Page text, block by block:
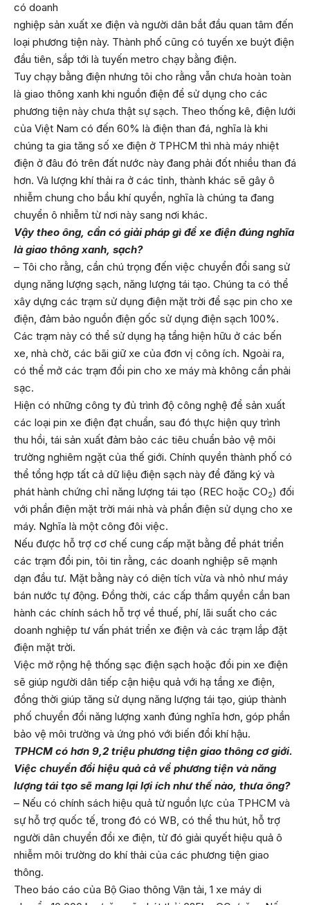
có doanh
nghiệp sản xuất xe điện và người dân bắt đầu quan tâm đến
loại phương tiện này. Thành phố cũng có tuyến xe buýt điện
đầu tiên, sắp tới là tuyến metro chạy bằng điện.
Tuy chạy bằng điện nhưng tôi cho rằng vẫn chưa hoàn toàn
là giao thông xanh khi nguồn điện để sử dụng cho các
phương tiện này chưa thật sự sạch. Theo thống kê, điện lưới
của Việt Nam có đến 60% là điện than đá, nghĩa là khi
chúng ta gia tăng số xe điện ở TPHCM thì nhà máy nhiệt
điện ở đâu đó trên đất nước này đang phải đốt nhiều than đá
hơn. Và lượng khí thải ra ở các tỉnh, thành khác sẽ gây ô
nhiễm chung cho bầu khí quyển, nghĩa là chúng ta đang
chuyển ô nhiễm từ nơi này sang nơi khác.
Vậy theo ông, cần có giải pháp gì để xe điện đúng nghĩa
là giao thông xanh, sạch?
– Tôi cho rằng, cần chú trọng đến việc chuyển đổi sang sử
dụng năng lượng sạch, năng lượng tái tạo. Chúng ta có thể
xây dựng các trạm sử dụng điện mặt trời để sạc pin cho xe
điện, đảm bảo nguồn điện gốc sử dụng điện sạch 100%.
Các trạm này có thể sử dụng hạ tầng hiện hữu ở các bến
xe, nhà chờ, các bãi giữ xe của đơn vị công ích. Ngoài ra,
có thể mở các trạm đổi pin cho xe máy mà không cần phải
sạc.
Hiện có những công ty đủ trình độ công nghệ để sản xuất
các loại pin xe điện đạt chuẩn, sau đó thực hiện quy trình
thu hồi, tái sản xuất đảm bảo các tiêu chuẩn bảo vệ môi
trường nghiêm ngặt của thế giới. Chính quyền thành phố có
thể tổng hợp tất cả dữ liệu điện sạch này để đăng ký và
phát hành chứng chỉ năng lượng tái tạo (REC hoặc CO2) đối
với phần điện mặt trời mái nhà và phần điện sử dụng cho xe
máy. Nghĩa là một công đôi việc.
Nếu được hỗ trợ cơ chế cung cấp mặt bằng để phát triển
các trạm đổi pin, tôi tin rằng, các doanh nghiệp sẽ mạnh
dạn đầu tư. Mặt bằng này có diện tích vừa và nhỏ như máy
bán nước tự động. Đồng thời, các cấp thẩm quyền cần ban
hành các chính sách hỗ trợ về thuế, phí, lãi suất cho các
doanh nghiệp tư vấn phát triển xe điện và các trạm lắp đặt
điện mặt trời.
Việc mở rộng hệ thống sạc điện sạch hoặc đổi pin xe điện
sẽ giúp người dân tiếp cận hiệu quả với hạ tầng xe điện,
đồng thời giúp tăng sử dụng năng lượng tái tạo, giúp thành
phố chuyển đổi năng lượng xanh đúng nghĩa hơn, góp phần
bảo vệ môi trường và ứng phó với biến đổi khí hậu.
TPHCM có hơn 9,2 triệu phương tiện giao thông cơ giới.
Việc chuyển đổi hiệu quả cả về phương tiện và năng
lượng tái tạo sẽ mang lại lợi ích như thế nào, thưa ông?
– Nếu có chính sách hiệu quả từ nguồn lực của TPHCM và
sự hỗ trợ quốc tế, trong đó có WB, có thể thu hút, hỗ trợ
người dân chuyển đổi xe điện, từ đó giải quyết hiệu quả ô
nhiễm môi trường do khí thải của các phương tiện giao
thông.
Theo báo cáo của Bộ Giao thông Vận tải, 1 xe máy di